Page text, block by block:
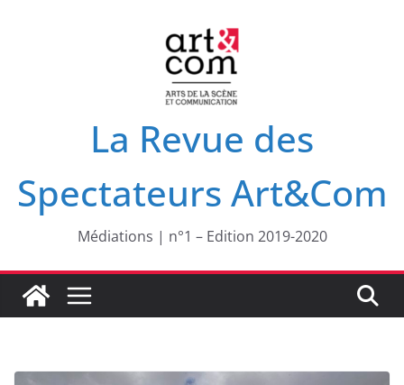
La Revue des
Spectateurs Art&Com
Médiations | n°1 – Edition 2019-2020